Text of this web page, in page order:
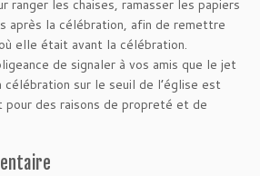
ranger les chaises, ramasser les papiers
après la célébration, afin de remettre
elle était avant la célébration.
de signaler à vos amis que le jet
célébration sur le seuil de l’église est
pour des raisons de propreté et de